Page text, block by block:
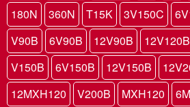
180N
360N T15K 3V150C
V90B
6V90B 12V90B 12V120B
V150B
6V150B 12V150B
12MXH120
V200B MXH120